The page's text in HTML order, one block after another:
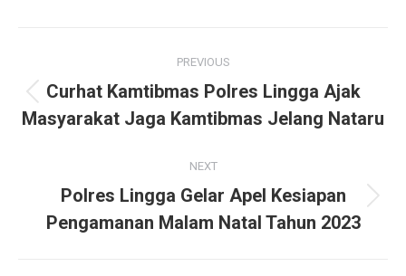
navigation
PREVIOUS
Previous
post:
Curhat Kamtibmas Polres Lingga Ajak
Masyarakat Jaga Kamtibmas Jelang Nataru
NEXT
Next
post:
Polres Lingga Gelar Apel Kesiapan
Pengamanan Malam Natal Tahun 2023